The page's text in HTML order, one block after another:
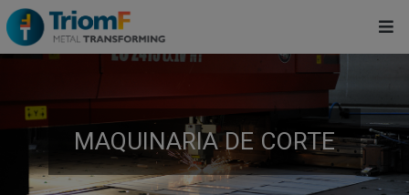
MAQUINARIA DE CORTE